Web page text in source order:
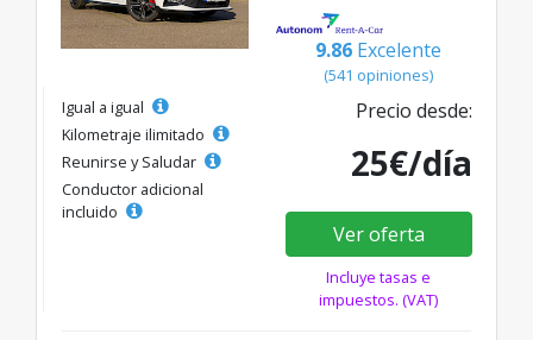
9.86 Excelente
(541 opiniones)
Igual a igual
Kilometraje ilimitado
Reunirse y Saludar
Conductor adicional
incluido
Precio desde:
25€/día
Ver oferta
Incluye tasas e
impuestos. (VAT)